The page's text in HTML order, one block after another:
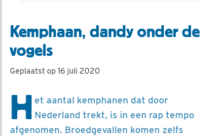
Kemphaan, dandy onder de
vogels
Geplaatst op 16 juli 2020
H et aantal kemphanen dat door
Nederland trekt, is in een rap tempo
afgenomen. Broedgevallen komen zelfs